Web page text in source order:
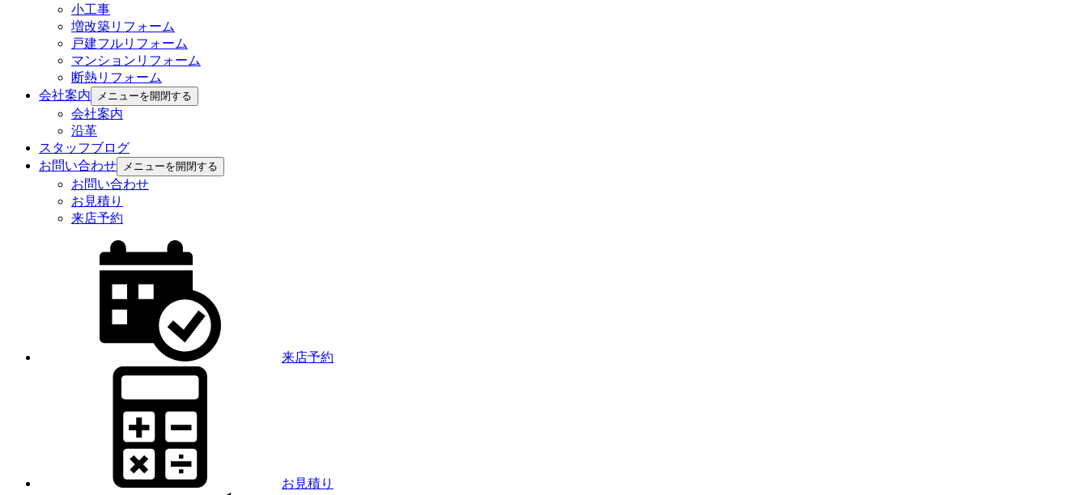
小工事
増改築リフォーム
戸建フルリフォーム
マンションリフォーム
断熱リフォーム
会社案内
メニューを開閉する
会社案内
沿革
スタッフブログ
お問い合わせ
メニューを開閉する
お問い合わせ
お見積り
来店予約
来店予約
お見積り